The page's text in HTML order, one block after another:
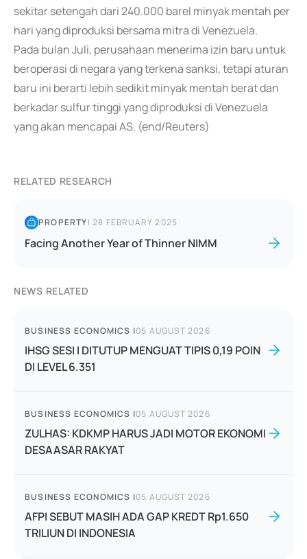
sekitar setengah dari 240.000 barel minyak mentah per
hari yang diproduksi bersama mitra di Venezuela.
Pada bulan Juli, perusahaan menerima izin baru untuk
beroperasi di negara yang terkena sanksi, tetapi aturan
baru ini berarti lebih sedikit minyak mentah berat dan
berkadar sulfur tinggi yang diproduksi di Venezuela
yang akan mencapai AS. (end/Reuters)
RELATED RESEARCH
PROPERTY|28 FEBRUARY 2025
Facing Another Year of Thinner NIMM
NEWS RELATED
BUSINESS ECONOMICS |05 AUGUST 2026
IHSG SESI I DITUTUP MENGUAT TIPIS 0,19 POIN
DI LEVEL 6.351
BUSINESS ECONOMICS |05 AUGUST 2026
ZULHAS: KDKMP HARUS JADI MOTOR EKONOMI
DESAASAR RAKYAT
BUSINESS ECONOMICS |05 AUGUST 2026
AFPI SEBUT MASIH ADA GAP KREDT Rp1.650
TRILIUN DI INDONESIA